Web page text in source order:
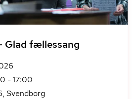
Glad fællessang
- 17:00
Svendborg